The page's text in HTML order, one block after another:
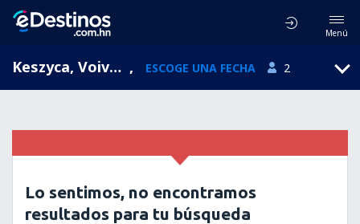
Menú
Keszyca, Voivodato de Lubusz, Polonia , ESCOGE UNA FECHA 2
Lo sentimos, no encontramos
resultados para tu búsqueda